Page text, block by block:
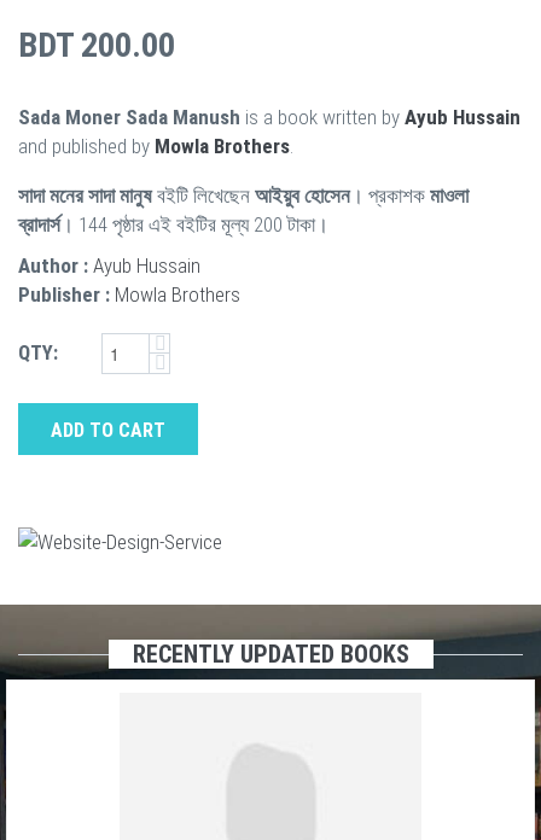
BDT 200.00
Sada Moner Sada Manush is a book written by Ayub Hussain
and published by Mowla Brothers
সাদা মনের সাদা মানুষবইটি লিখেছেন আইয়ুব হোসেন। প্রকাশক মাওলা
ব্রাদার্স। 144 পৃষ্ঠার এই বইটির মূল্য 200 টাকা।
Author : Ayub Hussain
Publisher : Mowla Brothers
QTY:
ADD TO CART
RECENTLY UPDATED BOOKS